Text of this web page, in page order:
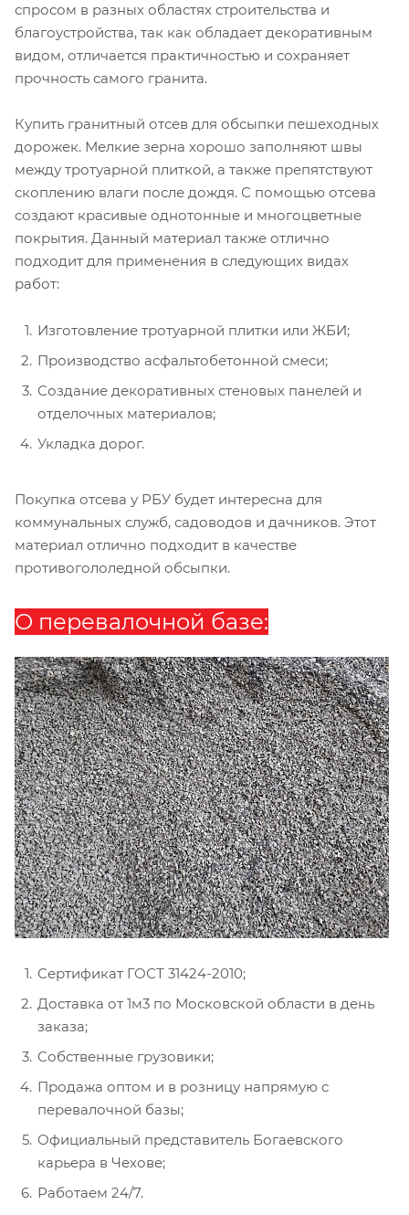
спросом в разных областях строительства и
благоустройства, так как обладает декоративным
видом, отличается практичностью и сохраняет
прочность самого гранита.
Купить гранитный отсев для обсыпки пешеходных
дорожек. Мелкие зерна хорошо заполняют швы
между тротуарной плиткой, а также препятствуют
скоплению влаги после дождя. С помощью отсева
создают красивые однотонные и многоцветные
покрытия. Данный материал также отлично
подходит для применения в следующих видах
работ:
Изготовление тротуарной плитки или ЖБИ;
Производство асфальтобетонной смеси;
Создание декоративных стеновых панелей и
отделочных материалов;
Укладка дорог.
Покупка отсева у РБУ будет интересна для
коммунальных служб, садоводов и дачников. Этот
материал отлично подходит в качестве
противогололедной обсыпки.
О перевалочной базе:
Сертификат ГОСТ 31424-2010;
Доставка от 1м3 по Московской области в день
заказа;
Собственные грузовики;
Продажа оптом и в розницу напрямую с
перевалочной базы;
Официальный представитель Богаевского
карьера в Чехове;
Работаем 24/7.